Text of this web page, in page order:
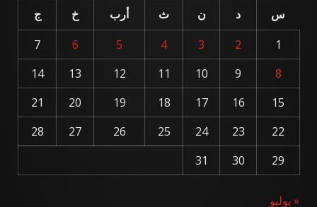
س د ن ث أرب خ
ج
1
2
3
4
5
6
7
8
9
10
11
12
13
14
15
16
17
18
19
20
21
22
23
24
25
26
27
28
29
30
31
« يوليو